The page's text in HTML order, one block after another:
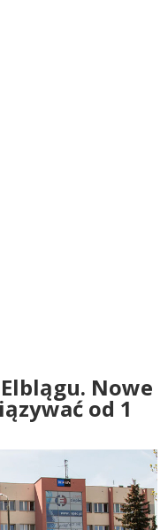
Nowe
od 1